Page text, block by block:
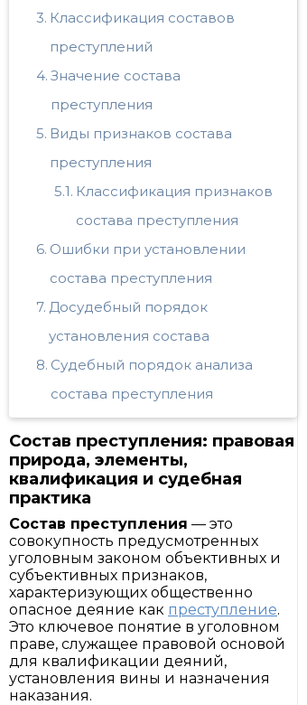
Классификация составов
преступлений
Значение состава
преступления
Виды признаков состава
преступления
Классификация признаков
состава преступления
Ошибки при установлении
состава преступления
Досудебный порядок
установления состава
Судебный порядок анализа
состава преступления
Состав преступления: правовая
природа, элементы,
квалификация и судебная
практика
Состав преступления — это
совокупность предусмотренных
уголовным законом объективных и
субъективных признаков,
характеризующих общественно
опасное деяние как преступление.
Это ключевое понятие в уголовном
праве, служащее правовой основой
для квалификации деяний,
установления вины и назначения
наказания.